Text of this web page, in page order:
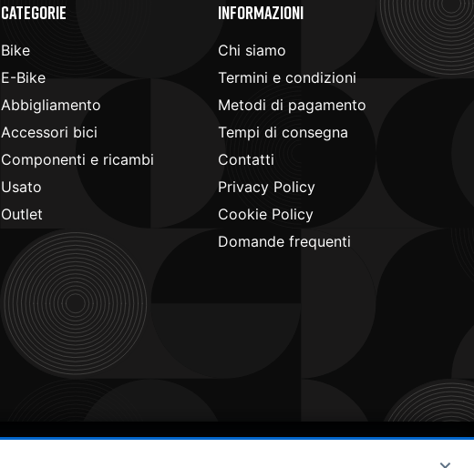
Categorie
Bike
E-Bike
Abbigliamento
Accessori bici
Componenti e ricambi
Usato
Outlet
Informazioni
Chi siamo
Termini e condizioni
Metodi di pagamento
Tempi di consegna
Contatti
Privacy Policy
Cookie Policy
Domande frequenti